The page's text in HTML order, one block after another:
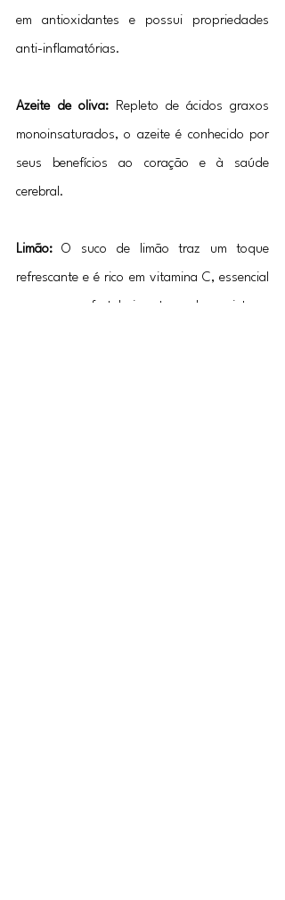
em antioxidantes e possui propriedades
anti-inflamatórias.
Azeite de oliva: Repleto de ácidos graxos
monoinsaturados, o azeite é conhecido por
seus benefícios ao coração e à saúde
cerebral.
Limão: O suco de limão traz um toque
refrescante e é rico em vitamina C, essencial
para o fortalecimento do sistema